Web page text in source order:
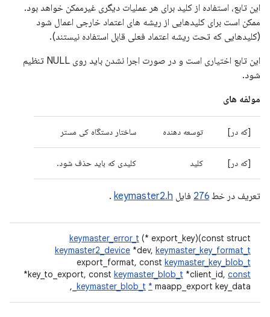
این تابع، استفاده از کلید برای هر عملیات دیگری غیرممکن خواهد بود.
ممکن است برای کلیدهایی از ریشه های اعتماد خارجی اعمال شود
(کلیدهایی که تحت ریشه اعتماد فعلی قابل استفاده نیستند).
این تابع اختیاری است و در صورت اجرا نشدن باید روی NULL تنظیم
شود.
مولفه های
[که در] توسعه دهنده ساختار دستگاه کی مستر
[که در] کلید کلیدی که باید حذف شود.
تعریف در خط 276 فایل keymaster2.h
.
keymaster_error_t (* export_key)(const struct
keymaster2_device *dev, keymaster_key_format_t
export_format, const keymaster_key_blob_t
*key_to_export, const keymaster_blob_t *client_id, const
keymaster_blob_t * maapp_export key_data_,